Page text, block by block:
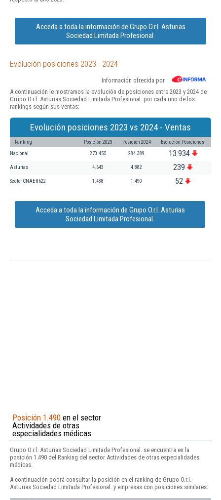
Acceda a toda la información de Grupo O.r.l. Asturias
Sociedad Limitada Profesional.
Evolución posiciones 2023 - 2024
Información ofrecida por
A continuación le mostramos la evolución de posiciones entre 2023 y 2024 de
Grupo O.r.l. Asturias Sociedad Limitada Profesional. por cada uno de los
rankings según sus ventas:
Evolución posiciones 2023 vs 2024 - Ventas
Ranking Posición 2023 Posición 2024 Evolución Posiciones
Nacional 270.455 284.389 13.934
Asturias 4.643 4.882 239
Sector CNAE 8622 1.438 1.490 52
Acceda a toda la información de Grupo O.r.l. Asturias
Sociedad Limitada Profesional.
Posición 1.490 en el sector
Actividades de otras
especialidades médicas
Grupo O.r.l. Asturias Sociedad Limitada Profesional. se encuentra en la
posición 1.490 del Ranking del sector Actividades de otras especialidades
médicas.
A continuación podrá consultar la posición en el ranking de Grupo O.r.l.
Asturias Sociedad Limitada Profesional. y empresas con posiciones similares: